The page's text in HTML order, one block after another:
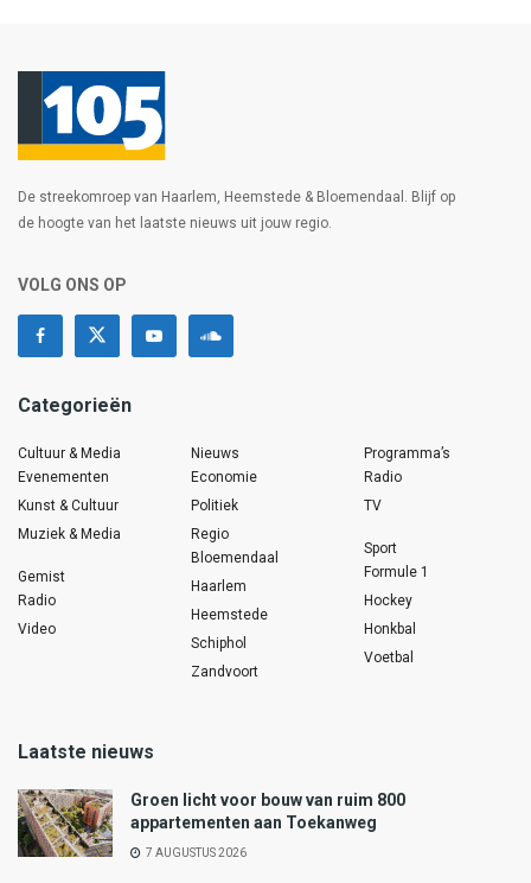
De streekomroep van Haarlem, Heemstede & Bloemendaal. Blijf op
de hoogte van het laatste nieuws uit jouw regio.
VOLG ONS OP
Categorieën
Cultuur & Media
Evenementen
Kunst & Cultuur
Muziek & Media
Gemist
Radio
Video
Nieuws
Economie
Politiek
Regio
Bloemendaal
Haarlem
Heemstede
Schiphol
Zandvoort
Programma’s
Radio
TV
Sport
Formule 1
Hockey
Honkbal
Voetbal
Laatste nieuws
Groen licht voor bouw van ruim 800
appartementen aan Toekanweg
7 AUGUSTUS 2026